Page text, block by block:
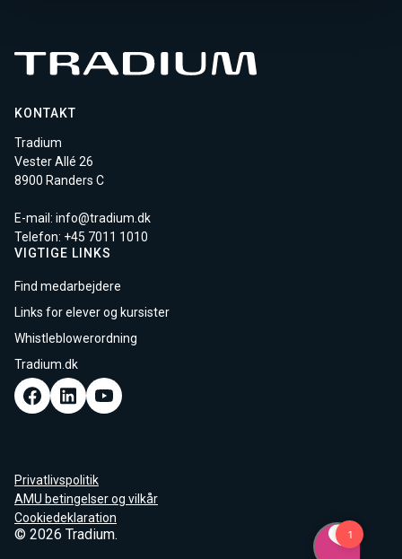
KONTAKT
Tradium
Vester Allé 26
8900 Randers C
E-mail: info@tradium.dk
Telefon: +45 7011 1010
VIGTIGE LINKS
Find medarbejdere
Links for elever og kursister
Whistleblowerordning
Tradium.dk
© 2026 Tradium.
Privatlivspolitik
AMU betingelser og vilkår
Cookiedeklaration